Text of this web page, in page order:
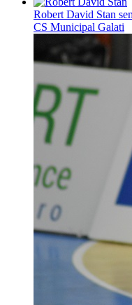
Robert David Stan
CS Municipal Galati